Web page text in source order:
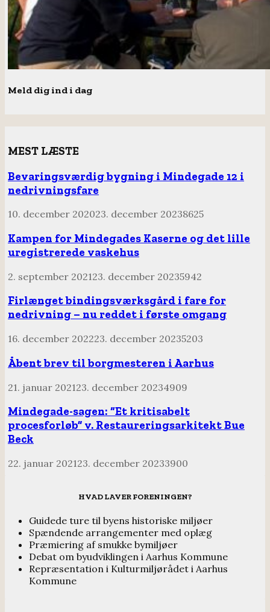
Meld dig ind i dag
MEST LÆSTE
Bevaringsværdig bygning i Mindegade 12 i
nedrivningsfare
10. december 202023. december 20238625
Kampen for Mindegades Kaserne og det lille
uregistrerede vaskehus
2. september 202123. december 20235942
Firlænget bindingsværksgård i fare for
nedrivning – nu reddet i første omgang
16. december 202223. december 20235203
Åbent brev til borgmesteren i Aarhus
21. januar 202123. december 20234909
Mindegade-sagen: “Et kritisabelt
procesforløb” v. Restaureringsarkitekt Bue
Beck
22. januar 202123. december 20233900
HVAD LAVER FORENINGEN?
Guidede ture til byens historiske miljøer
Spændende arrangementer med oplæg
Præmiering af smukke bymiljøer
Debat om byudviklingen i Aarhus Kommune
Repræsentation i Kulturmiljørådet i Aarhus
Kommune